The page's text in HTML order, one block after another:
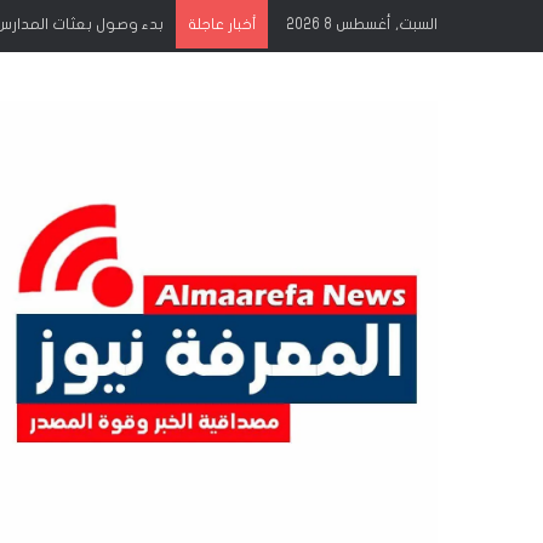
السبت, أغسطس 8 2026 أخبار عاجلة إشراقات الجمعة